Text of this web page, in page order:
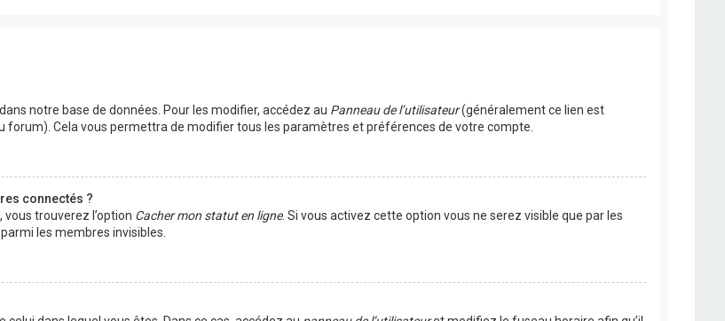
notre base de données. Pour les modifier, accédez au Panneau de l’utilisateur(généralement ce lien est
forum). Cela vous permettra de modifier tous les paramètres et préférences de votre compte.
connectés ?
trouverez l’option Cacher mon statut en ligne. Si vous activez cette option vous ne serez visible que par les
les membres invisibles.